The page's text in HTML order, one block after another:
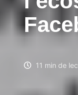
11 min de